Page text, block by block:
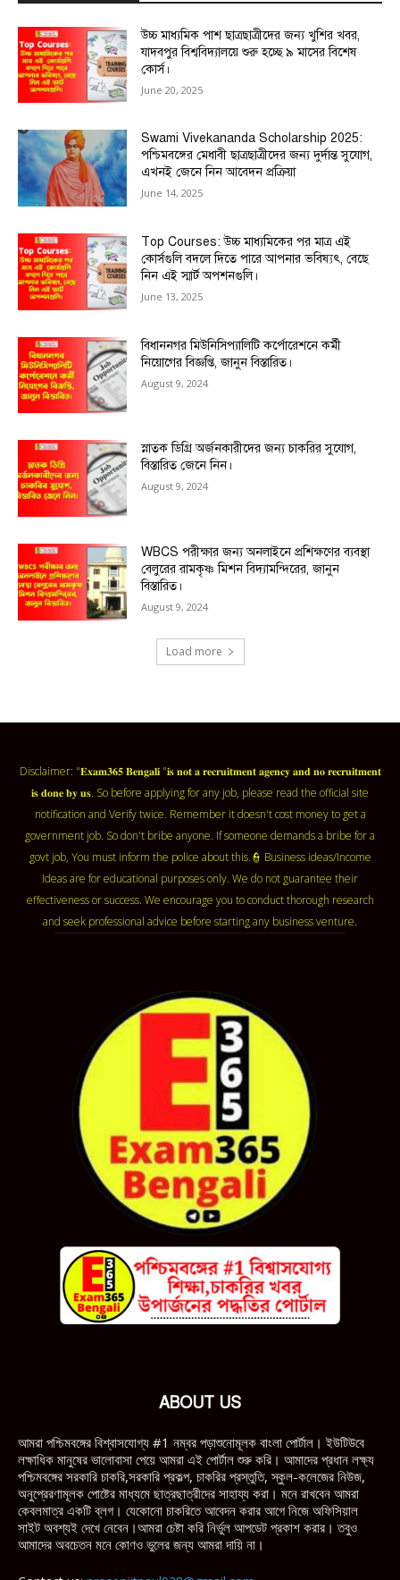
উচ্চ মাধ্যমিক পাশ ছাত্রছাত্রীদের জন্য খুশির খবর,
যাদবপুর বিশ্ববিদ্যালয়ে শুরু হচ্ছে ৯ মাসের বিশেষ
কোর্স।
June 20, 2025
Swami Vivekananda Scholarship 2025:
পশ্চিমবঙ্গের মেধাবী ছাত্রছাত্রীদের জন্য দুর্দান্ত সুযোগ,
এখনই জেনে নিন আবেদন প্রক্রিয়া
June 14, 2025
Top Courses: উচ্চ মাধ্যমিকের পর মাত্র এই
কোর্সগুলি বদলে দিতে পারে আপনার ভবিষ্যৎ, বেছে
নিন এই স্মার্ট অপশনগুলি।
June 13, 2025
বিধাননগর মিউনিসিপ্যালিটি কর্পোরেশনে কর্মী
নিয়োগের বিজ্ঞপ্তি, জানুন বিস্তারিত।
August 9, 2024
স্নাতক ডিগ্রি অর্জনকারীদের জন্য চাকরির সুযোগ,
বিস্তারিত জেনে নিন।
August 9, 2024
WBCS পরীক্ষার জন্য অনলাইনে প্রশিক্ষণের ব্যবস্থা
বেলুরের রামকৃষ্ণ মিশন বিদ্যামন্দিরের, জানুন
বিস্তারিত।
August 9, 2024
Load more
Disclaimer: "𝐄𝐱𝐚𝐦𝟑𝟔𝟓 𝐁𝐞𝐧𝐠𝐚𝐥𝐢 "𝐢𝐬 𝐧𝐨𝐭 𝐚 𝐫𝐞𝐜𝐫𝐮𝐢𝐭𝐦𝐞𝐧𝐭 𝐚𝐠𝐞𝐧𝐜𝐲 𝐚𝐧𝐝 𝐧𝐨 𝐫𝐞𝐜𝐫𝐮𝐢𝐭𝐦𝐞𝐧𝐭
𝐢𝐬 𝐝𝐨𝐧𝐞 𝐛𝐲 𝐮𝐬. So before applying for any job, please read the official site
notification and Verify twice. Remember it doesn't cost money to get a
government job. So don't bribe anyone. If someone demands a bribe for a
govt job, You must inform the police about this.👮 Business ideas/Income
Ideas are for educational purposes only. We do not guarantee their
effectiveness or success. We encourage you to conduct thorough research
and seek professional advice before starting any business venture.
ABOUT US
আমরা পশ্চিমবঙ্গের বিশ্বাসযোগ্য #1 নম্বর পড়াশুনোমূলক বাংলা পোর্টাল। ইউটিউবে
লক্ষাধিক মানুষের ভালোবাসা পেয়ে আমরা এই পোর্টাল শুরু করি। আমাদের প্রধান লক্ষ্য
পশ্চিমবঙ্গের সরকারি চাকরি,সরকারি প্রকল্প, চাকরির প্রস্তুতি, স্কুল-কলেজের নিউজ,
অনুপ্রেরণামূলক পোষ্টের মাধ্যমে ছাত্রছাত্রীদের সাহায্য করা। মনে রাখবেন আমরা
কেবলমাত্র একটি ব্লগ। যেকোনো চাকরিতে আবেদন করার আগে নিজে অফিসিয়াল
সাইট অবশ্যই দেখে নেবেন।আমরা চেষ্টা করি নির্ভুল আপডেট প্রকাশ করার। তবুও
আমাদের অবচেতন মনে কোণও ভুলের জন্য আমরা দায়ি না।